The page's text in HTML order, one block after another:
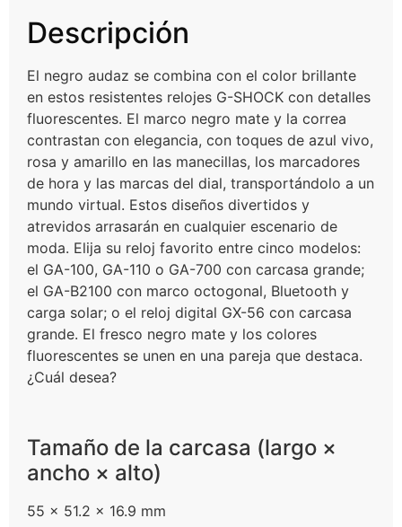
Descripción
El negro audaz se combina con el color brillante
en estos resistentes relojes G-SHOCK con detalles
fluorescentes. El marco negro mate y la correa
contrastan con elegancia, con toques de azul vivo,
rosa y amarillo en las manecillas, los marcadores
de hora y las marcas del dial, transportándolo a un
mundo virtual. Estos diseños divertidos y
atrevidos arrasarán en cualquier escenario de
moda. Elija su reloj favorito entre cinco modelos:
el GA-100, GA-110 o GA-700 con carcasa grande;
el GA-B2100 con marco octogonal, Bluetooth y
carga solar; o el reloj digital GX-56 con carcasa
grande. El fresco negro mate y los colores
fluorescentes se unen en una pareja que destaca.
¿Cuál desea?
Tamaño de la carcasa (largo ×
ancho × alto)
55 × 51.2 × 16.9 mm